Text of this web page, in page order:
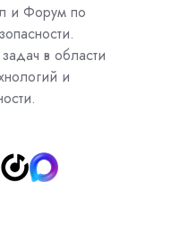
и Форум по
в области
и